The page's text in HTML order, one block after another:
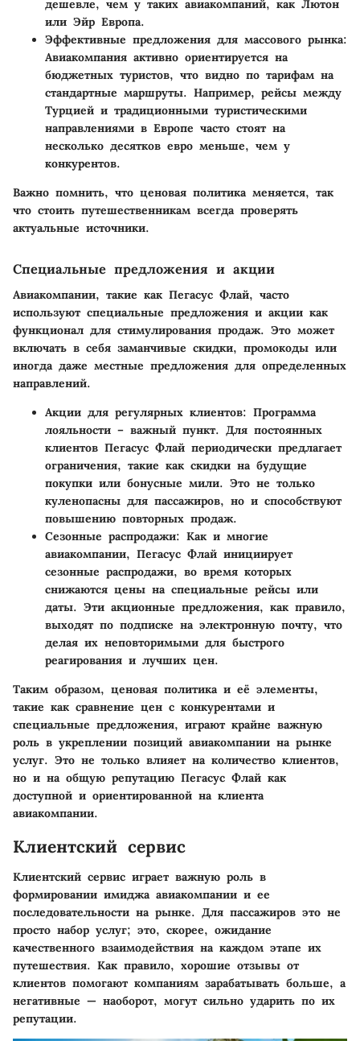
дешевле, чем у таких авиакомпаний, как Лютон
или Эйр Европа.
Эффективные предложения для массового рынка:
Авиакомпания активно ориентируется на
бюджетных туристов, что видно по тарифам на
стандартные маршруты. Например, рейсы между
Турцией и традиционными туристическими
направлениями в Европе часто стоят на
несколько десятков евро меньше, чем у
конкурентов.
Важно помнить, что ценовая политика меняется, так
что стоить путешественникам всегда проверять
актуальные источники.
Специальные предложения и акции
Авиакомпании, такие как Пегасус Флай, часто
используют специальные предложения и акции как
функционал для стимулирования продаж. Это может
включать в себя заманчивые скидки, промокоды или
иногда даже местные предложения для определенных
направлений.
Акции для регулярных клиентов: Программа
лояльности – важный пункт. Для постоянных
клиентов Пегасус Флай периодически предлагает
ограничения, такие как скидки на будущие
покупки или бонусные мили. Это не только
куленопасны для пассажиров, но и способствуют
повышению повторных продаж.
Сезонные распродажи: Как и многие
авиакомпании, Пегасус Флай инициирует
сезонные распродажи, во время которых
снижаются цены на специальные рейсы или
даты. Эти акционные предложения, как правило,
выходят по подписке на электронную почту, что
делая их неповторимыми для быстрого
реагирования и лучших цен.
Таким образом, ценовая политика и её элементы,
такие как сравнение цен с конкурентами и
специальные предложения, играют крайне важную
роль в укреплении позиций авиакомпании на рынке
услуг. Это не только влияет на количество клиентов,
но и на общую репутацию Пегасус Флай как
доступной и ориентированной на клиента
авиакомпании.
Клиентский сервис
Клиентский сервис играет важную роль в
формировании имиджа авиакомпании и ее
последовательности на рынке. Для пассажиров это не
просто набор услуг; это, скорее, ожидание
качественного взаимодействия на каждом этапе их
путешествия. Как правило, хорошие отзывы от
клиентов помогают компаниям зарабатывать больше, а
негативные — наоборот, могут сильно ударить по их
репутации.